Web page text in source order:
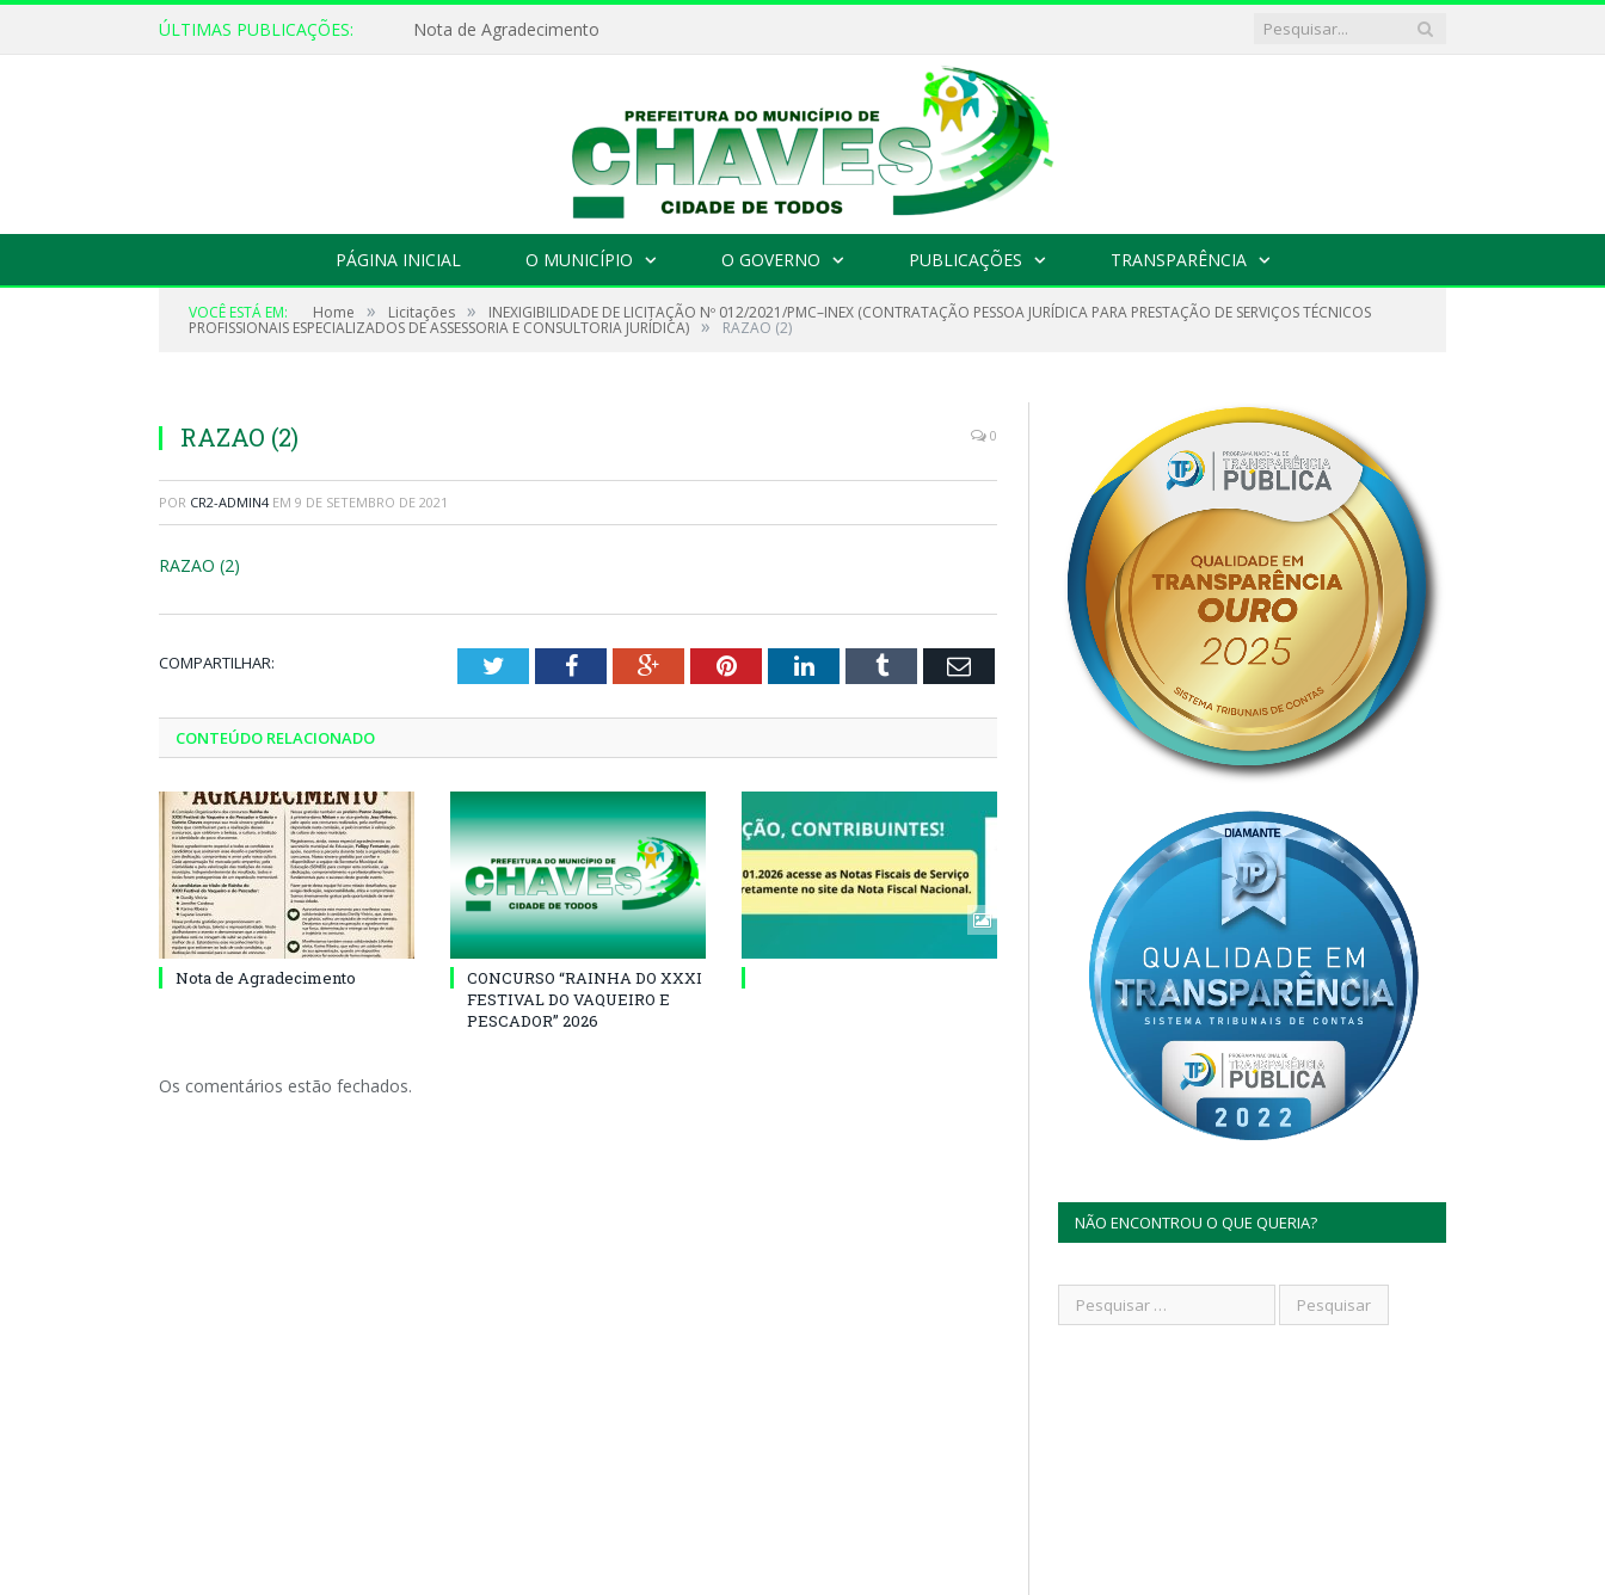
ÚLTIMAS PUBLICAÇÕES: Nota de Agradecimento
PÁGINA INICIAL O MUNICÍPIO O GOVERNO PUBLICAÇÕES TRANSPARÊNCIA
VOCÊ ESTÁ EM: Home » Licitações » INEXIGIBILIDADE DE LICITAÇÃO Nº 012/2021/PMC–INEX (CONTRATAÇÃO PESSOA JURÍDICA PARA PRESTAÇÃO DE SERVIÇOS TÉCNICOS
PROFISSIONAIS ESPECIALIZADOS DE ASSESSORIA E CONSULTORIA JURÍDICA) » RAZAO (2)
RAZAO (2) 0
POR CR2-ADMIN4 EM 9 DE SETEMBRO DE 2021
RAZAO (2)
COMPARTILHAR: TwitterFacebookGoogle+PinterestLinkedInTumblr Email
CONTEÚDO RELACIONADO
Nota de Agradecimento
CONCURSO “RAINHA DO XXXI
FESTIVAL DO VAQUEIRO E
PESCADOR” 2026
Os comentários estão fechados.
NÃO ENCONTROU O QUE QUERIA?